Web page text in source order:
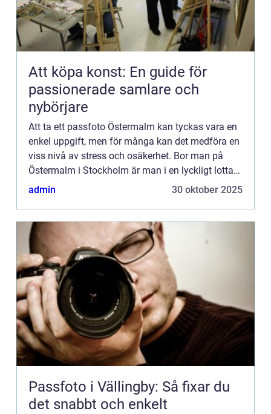
Att köpa konst: En guide för
passionerade samlare och
nybörjare
Att ta ett passfoto Östermalm kan tyckas vara en
enkel uppgift, men för många kan det medföra en
viss nivå av stress och osäkerhet. Bor man på
Östermalm i Stockholm är man i en lyckligt lottad
position,...
admin 30 oktober 2025
Passfoto i Vällingby: Så fixar du
det snabbt och enkelt